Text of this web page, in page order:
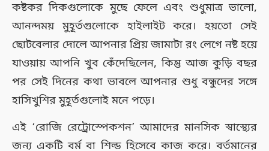
কষ্টকর দিকগুলোকে মুছে ফেলে এবং শুধুমাত্র ভালো,
আনন্দময় মুহূর্তগুলোকে হাইলাইট করে। হয়তো সেই
ছোটবেলার দোলে আপনার প্রিয় জামাটা রং লেগে নষ্ট হয়ে
যাওয়ায় আপনি খুব কেঁদেছিলেন, কিন্তু আজ কুড়ি বছর
পর সেই দিনের কথা ভাবলে আপনার শুধু বন্ধুদের সঙ্গে
হাসিখুশির মুহূর্তগুলোই মনে পড়ে।
এই ‘রোজি রেট্রোস্পেকশন’ আমাদের মানসিক স্বাস্থ্যের
জন্য একটি বর্ম বা শিল্ড হিসেবে কাজ করে। বর্তমানের